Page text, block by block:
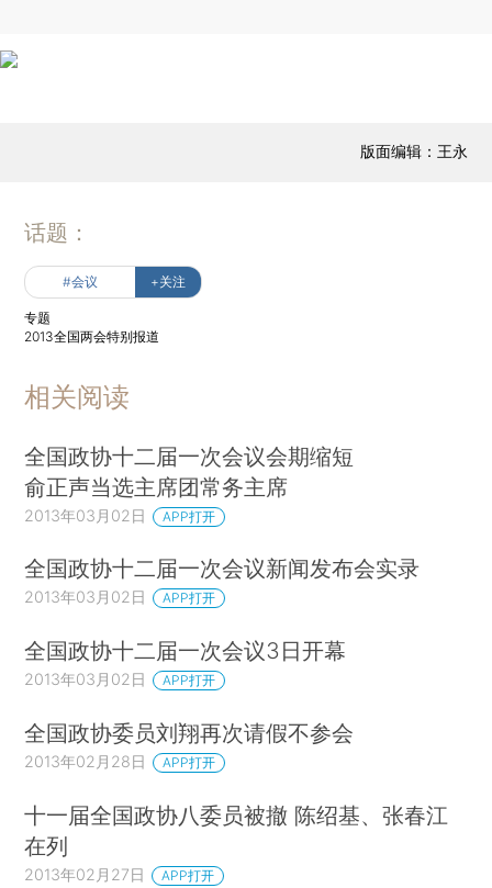
版面编辑：王永
话题：
#会议 +关注
专题
2013全国两会特别报道
相关阅读
全国政协十二届一次会议会期缩短
俞正声当选主席团常务主席
2013年03月02日 APP打开
全国政协十二届一次会议新闻发布会实录
2013年03月02日 APP打开
全国政协十二届一次会议3日开幕
2013年03月02日 APP打开
全国政协委员刘翔再次请假不参会
2013年02月28日 APP打开
十一届全国政协八委员被撤 陈绍基、张春江
在列
2013年02月27日 APP打开